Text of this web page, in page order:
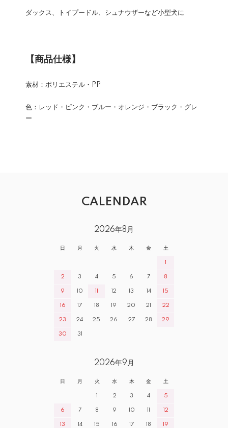
ダックス、トイプードル、シュナウザーなど小型犬に
【商品仕様】
素材：ポリエステル・PP
色：レッド・ピンク・ブルー・オレンジ・ブラック・グレ
ー
CALENDAR
2026年8月
日 月 火 水 木 金 土
1
2 3 4 5 6 7 8
9 10 11 12 13 14 15
16 17 18 19 20 21 22
23 24 25 26 27 28 29
30 31
2026年9月
日 月 火 水 木 金 土
1 2 3 4 5
6 7 8 9 10 11 12
13 14 15 16 17 18 19